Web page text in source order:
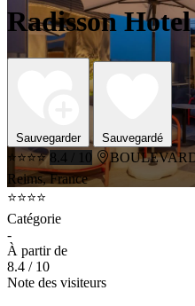
Radisson
Sauvegarder Sauvegardé
⭐⭐⭐⭐ 8.4 / 10
Reims, France
⭐⭐⭐⭐
Catégorie
-
À partir de
8.4 / 10
Note des visiteurs